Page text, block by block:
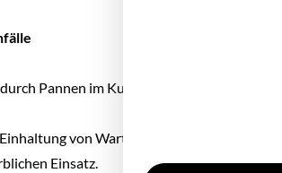
durch Pannen im Kundeneinsatz
von Wartungsintervallen Teil der
Einsatz.